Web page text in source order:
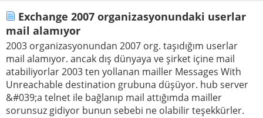
Exchange 2007 organizasyonundaki userlar
mail alamıyor
2003 organizasyonundan 2007 org. taşıdığım userlar
mail alamıyor. ancak dış dünyaya ve şirket içine mail
atabiliyorlar 2003 ten yollanan mailler Messages With
Unreachable destination grubuna düşüyor. hub server
&#039;a telnet ile bağlanıp mail attığımda mailler
sorunsuz gidiyor bunun sebebi ne olabilir teşekkürler.